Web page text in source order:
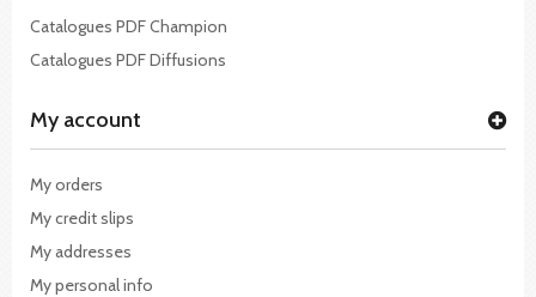
Catalogues PDF Champion
Catalogues PDF Diffusions
My account
My orders
My credit slips
My addresses
My personal info